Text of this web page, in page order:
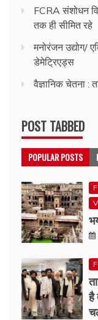
FCRA संशोधन
तक ही सीमित रहे
मनोरंजन उद्योग/
डेमेट्रिएड्स
वैज्ञानिक चेतना :
POST TABBED
POPULAR POSTS
है